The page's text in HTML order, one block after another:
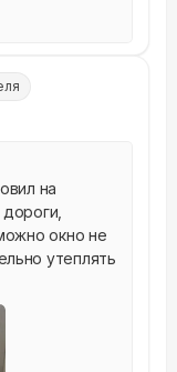
на
окно не
утеплять